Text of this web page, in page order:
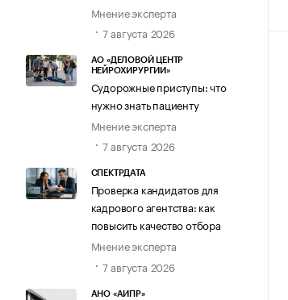
Мнение эксперта
7 августа 2026
АО «ДЕЛОВОЙ ЦЕНТР
НЕЙРОХИРУРГИИ»
Судорожные приступы: что
нужно знать пациенту
Мнение эксперта
7 августа 2026
СПЕКТРДАТА
Проверка кандидатов для
кадрового агентства: как
повысить качество отбора
Мнение эксперта
7 августа 2026
АНО «АИПР»